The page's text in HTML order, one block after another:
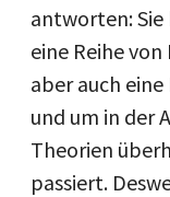
antworten: Sie
eine Reihe
aber auch
und um in der
Theorien
passiert.